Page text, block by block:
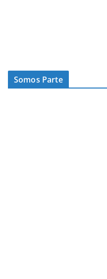
Somos Parte